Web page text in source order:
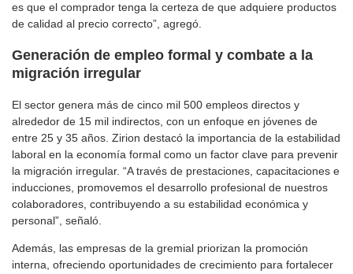
es que el comprador tenga la certeza de que adquiere productos
de calidad al precio correcto”, agregó.
Generación de empleo formal y combate a la
migración irregular
El sector genera más de cinco mil 500 empleos directos y
alrededor de 15 mil indirectos, con un enfoque en jóvenes de
entre 25 y 35 años. Zirion destacó la importancia de la estabilidad
laboral en la economía formal como un factor clave para prevenir
la migración irregular. “A través de prestaciones, capacitaciones e
inducciones, promovemos el desarrollo profesional de nuestros
colaboradores, contribuyendo a su estabilidad económica y
personal”, señaló.
Además, las empresas de la gremial priorizan la promoción
interna, ofreciendo oportunidades de crecimiento para fortalecer